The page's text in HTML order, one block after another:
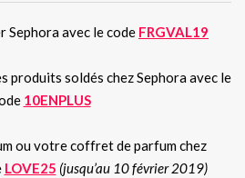
Sephora avec le code FRGVAL19
produits soldés chez Sephora avec le
10ENPLUS
ou votre coffret de parfum chez
LOVE25 (jusqu’au 10 février 2019)